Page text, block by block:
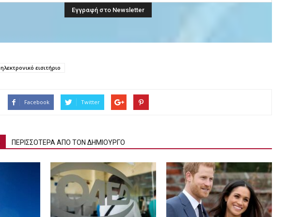
ηλεκτρονικό εισιτήριο
Facebook Twitter
ΠΕΡΙΣΣΟΤΕΡΑ ΑΠΟ ΤΟΝ ΔΗΜΙΟΥΡΓΟ